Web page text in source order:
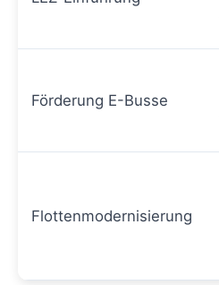
Förderung E-Busse
Flottenmodernisierung